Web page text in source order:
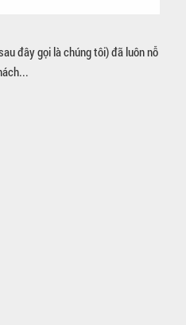
đây gọi là chúng tôi) đã luôn nỗ